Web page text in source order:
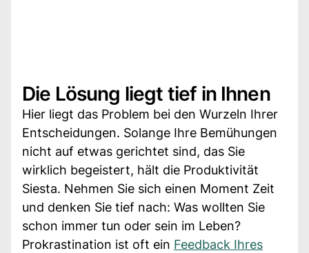
Die Lösung liegt tief in Ihnen
Hier liegt das Problem bei den Wurzeln Ihrer
Entscheidungen. Solange Ihre Bemühungen
nicht auf etwas gerichtet sind, das Sie
wirklich begeistert, hält die Produktivität
Siesta. Nehmen Sie sich einen Moment Zeit
und denken Sie tief nach: Was wollten Sie
schon immer tun oder sein im Leben?
Prokrastination ist oft ein Feedback Ihres